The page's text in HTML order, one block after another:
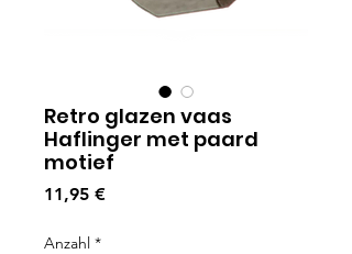
Retro glazen vaas
Haflinger met paard
motief
11,95 €Preis
Anzahl *